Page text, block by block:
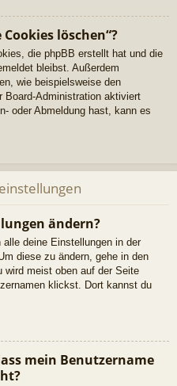
löschen“?
die phpBB erstellt hat und die
bleibst. Außerdem
wie beispielsweise den
Board-Administration aktiviert
oder Abmeldung hast, kann es
ändern?
deine Einstellungen in der
diese zu ändern, gehe in den
wird meist oben auf der Seite
klickst. Dort kannst du
mein Benutzername